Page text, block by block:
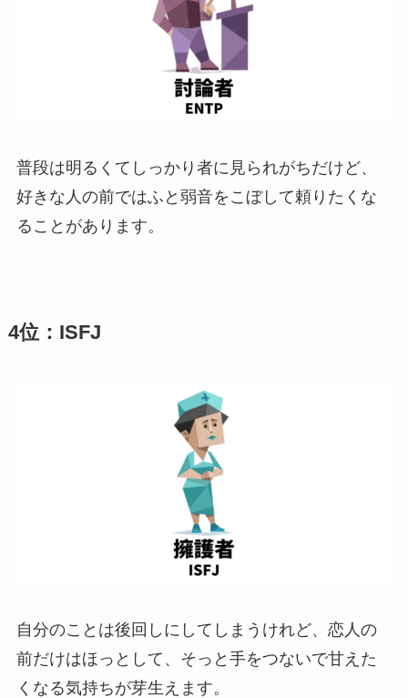
普段は明るくてしっかり者に見られがちだけど、
好きな人の前ではふと弱音をこぼして頼りたくな
ることがあります。
4位：ISFJ
自分のことは後回しにしてしまうけれど、恋人の
前だけはほっとして、そっと手をつないで甘えた
くなる気持ちが芽生えます。